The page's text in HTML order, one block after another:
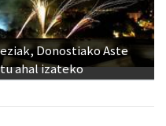
Donostiako Aste
ahal izateko